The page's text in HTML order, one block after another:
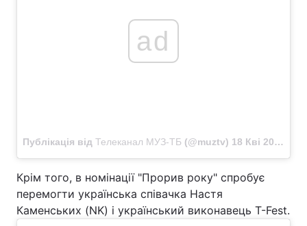
ad
Публікація від Телеканал МУЗ-ТБ (@muztv) 18 Кві 2018 в 11:57 PDT
Крім того, в номінації "Прорив року" спробує
перемогти українська співачка Настя
Каменських (NK) і український виконавець T-Fest.